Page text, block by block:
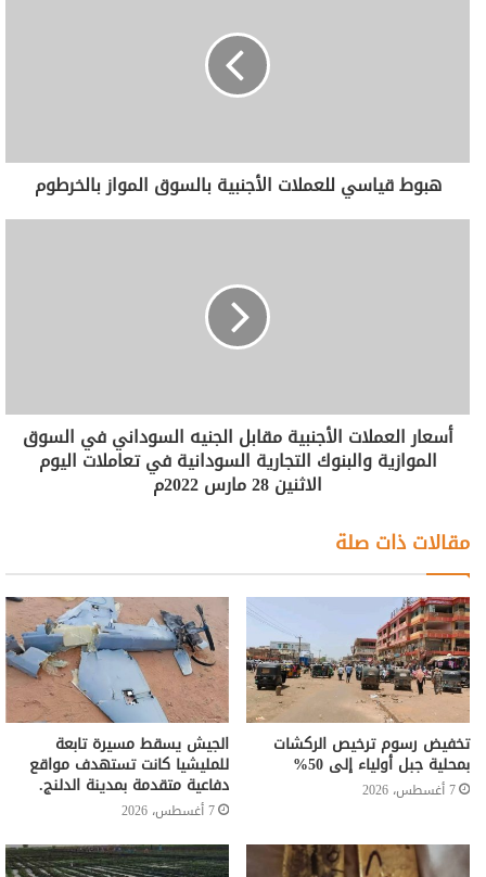
هبوط قياسي للعملات الأجنبية بالسوق المواز بالخرطوم
أسعار العملات الأجنبية مقابل الجنيه السوداني في السوق
الموازية والبنوك التجارية السودانية في تعاملات اليوم
الاثنين 28 مارس 2022م
مقالات ذات صلة
تخفيض رسوم ترخيص الركشات
بمحلية جبل أولياء إلى 50%
7 أغسطس، 2026
الجيش يسقط مسيرة تابعة
للمليشيا كانت تستهدف مواقع
دفاعية متقدمة بمدينة الدلنج.
7 أغسطس، 2026